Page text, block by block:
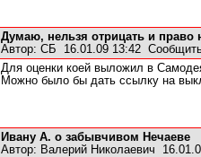
Думаю, нельзя отрицать и право
Автор: СБ 16.01.09 13:42
Для оценки коей выложил в
Можно было бы дать ссылку на
Ивану А. о забывчивом Нечаеве
Автор: Валерий Николаевич